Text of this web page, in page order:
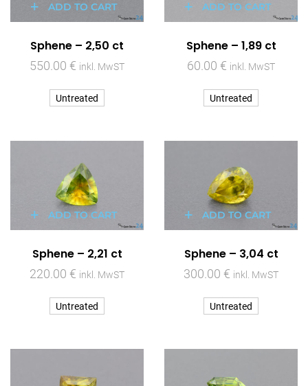
ADD TO CART
Sphene – 2,50 ct
550.00 € inkl. MwST
Untreated
ADD TO CART
Sphene – 1,89 ct
60.00 € inkl. MwST
Untreated
ADD TO CART
Sphene – 2,21 ct
220.00 € inkl. MwST
Untreated
ADD TO CART
Sphene – 3,04 ct
300.00 € inkl. MwST
Untreated